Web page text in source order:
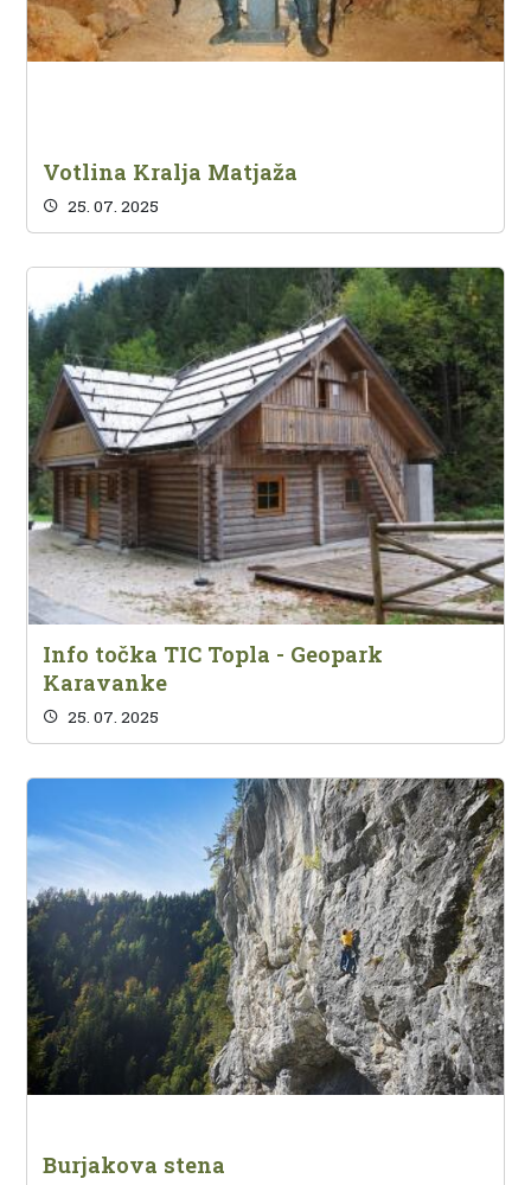
Votlina Kralja Matjaža
25. 07. 2025
Info točka TIC Topla - Geopark
Karavanke
25. 07. 2025
Burjakova stena